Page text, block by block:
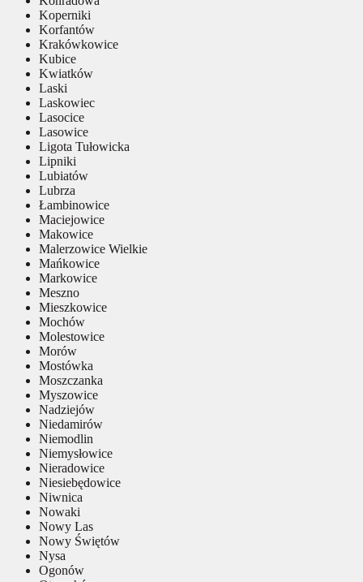
Koperniki
Korfantów
Krakówkowice
Kubice
Kwiatków
Laski
Laskowiec
Lasocice
Lasowice
Ligota Tułowicka
Lipniki
Lubiatów
Lubrza
Łambinowice
Maciejowice
Makowice
Malerzowice Wielkie
Mańkowice
Markowice
Meszno
Mieszkowice
Mochów
Molestowice
Morów
Mostówka
Moszczanka
Myszowice
Nadziejów
Niedamirów
Niemodlin
Niemysłowice
Nieradowice
Niesiebędowice
Niwnica
Nowaki
Nowy Las
Nowy Świętów
Nysa
Ogonów